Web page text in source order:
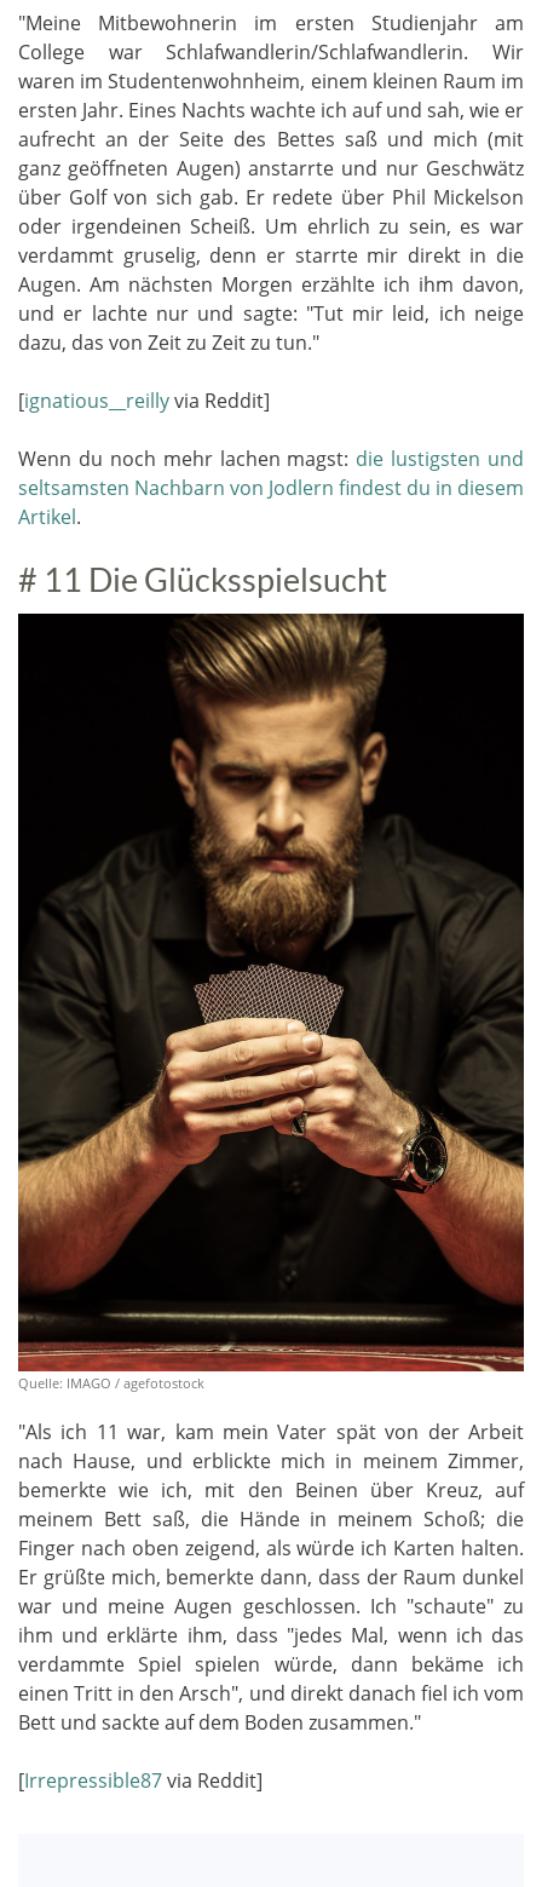
"Meine Mitbewohnerin im ersten Studienjahr am
College war Schlafwandlerin/Schlafwandlerin. Wir
waren im Studentenwohnheim, einem kleinen Raum im
ersten Jahr. Eines Nachts wachte ich auf und sah, wie er
aufrecht an der Seite des Bettes saß und mich (mit
ganz geöffneten Augen) anstarrte und nur Geschwätz
über Golf von sich gab. Er redete über Phil Mickelson
oder irgendeinen Scheiß. Um ehrlich zu sein, es war
verdammt gruselig, denn er starrte mir direkt in die
Augen. Am nächsten Morgen erzählte ich ihm davon,
und er lachte nur und sagte: "Tut mir leid, ich neige
dazu, das von Zeit zu Zeit zu tun."
[ignatious__reillyvia Reddit]
Wenn du noch mehr lachen magst: die lustigsten und
seltsamsten Nachbarn von Jodlern findest du in diesem
Artikel.
# 11 Die Glücksspielsucht
Quelle: IMAGO / agefotostock
"Als ich 11 war, kam mein Vater spät von der Arbeit
nach Hause, und erblickte mich in meinem Zimmer,
bemerkte wie ich, mit den Beinen über Kreuz, auf
meinem Bett saß, die Hände in meinem Schoß; die
Finger nach oben zeigend, als würde ich Karten halten.
Er grüßte mich, bemerkte dann, dass der Raum dunkel
war und meine Augen geschlossen. Ich "schaute" zu
ihm und erklärte ihm, dass "jedes Mal, wenn ich das
verdammte Spiel spielen würde, dann bekäme ich
einen Tritt in den Arsch", und direkt danach fiel ich vom
Bett und sackte auf dem Boden zusammen."
[Irrepressible87via Reddit]